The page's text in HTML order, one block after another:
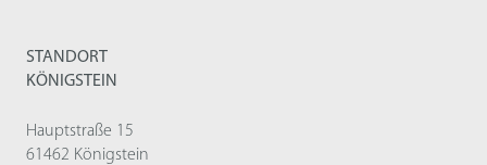
STANDORT
KÖNIGSTEIN
Hauptstraße 15
61462 Königstein